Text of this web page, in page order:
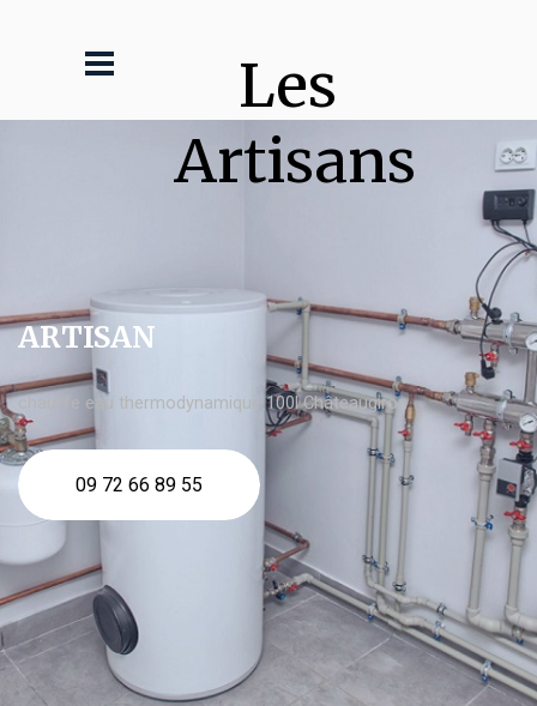
Les
Artisans
ARTISAN
chauffe eau thermodynamique 100l Châteaugiron
09 72 66 89 55